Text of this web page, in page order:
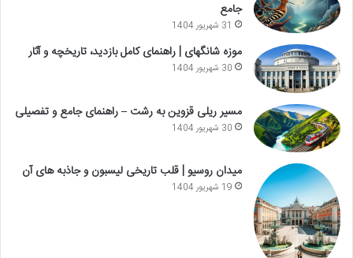
جامع
31 شهریور 1404
موزه شانگهای | راهنمای کامل بازدید، تاریخچه و آثار
30 شهریور 1404
مسیر ریلی قزوین به رشت – راهنمای جامع و تفصیلی
30 شهریور 1404
میدان روسیو | قلب تاریخی لیسبون و جاذبه های آن
19 شهریور 1404